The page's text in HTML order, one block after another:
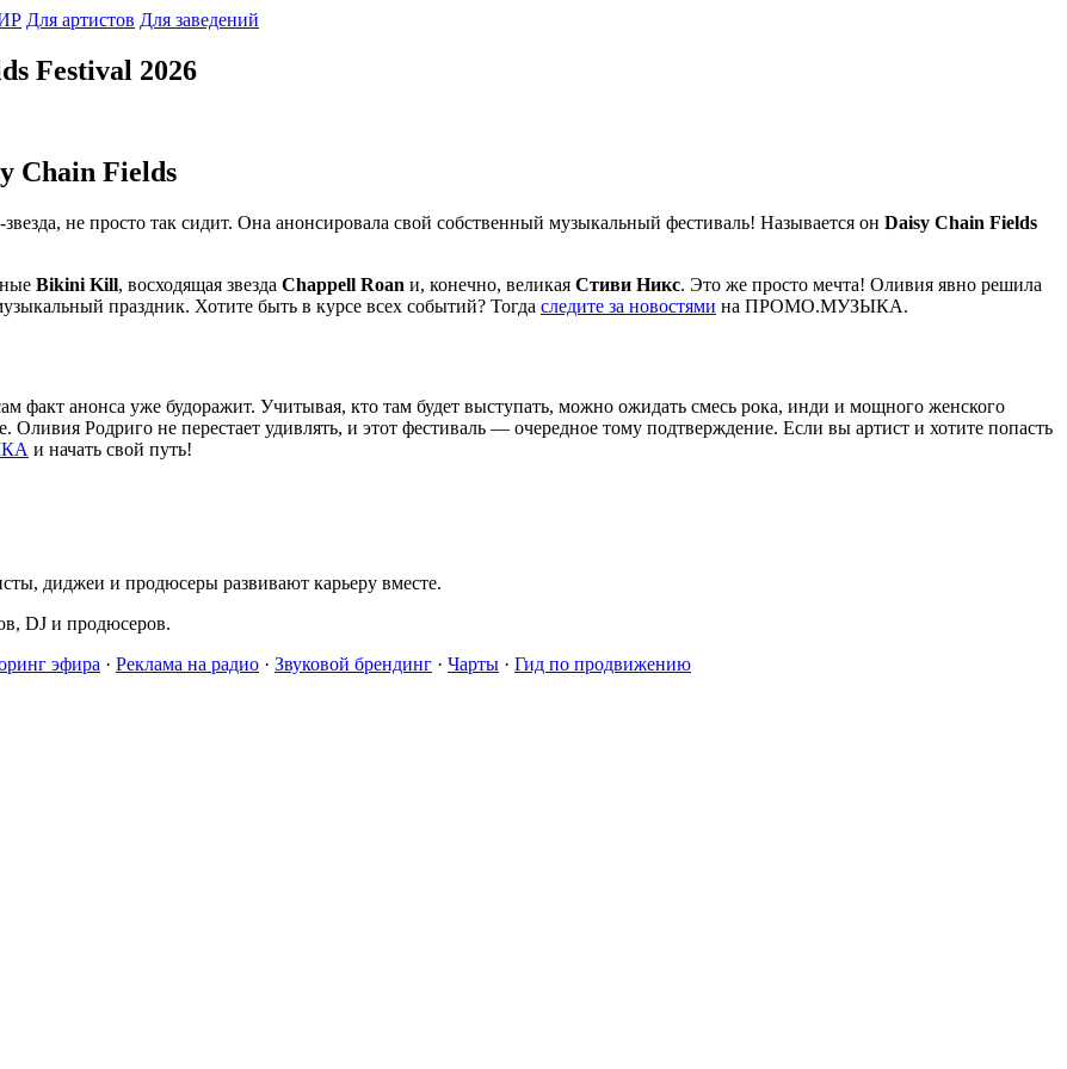
Для артистов Для заведений
Festival 2026
Chain Fields
не просто так сидит. Она анонсировала свой собственный музыкальный фестиваль! Называется он Daisy Chain Fields
Bikini Kill, восходящая звезда Chappell Roan и, конечно, великая Стиви Никс. Это же просто мечта! Оливия явно решила
праздник. Хотите быть в курсе всех событий? Тогда следите за новостями на ПРОМО.МУЗЫКА.
факт анонса уже будоражит. Учитывая, кто там будет выступать, можно ожидать смесь рока, инди и мощного женского
Оливия Родриго не перестает удивлять, и этот фестиваль — очередное тому подтверждение. Если вы артист и хотите попасть
и начать свой путь!
диджеи и продюсеры развивают карьеру вместе.
DJ и продюсеров.
эфира · Реклама на радио · Звуковой брендинг · Чарты · Гид по продвижению